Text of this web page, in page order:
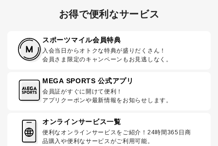
お得で便利なサービス
スポーツマイル会員特典
入会当日からオトクな特典が盛りだくさん！
会員さま限定のキャンペーンもお見逃しなく。
MEGA SPORTS 公式アプリ
会員証がすぐに開けて便利！
アプリクーポンや最新情報をお知らせします。
オンラインサービス一覧
便利なオンラインサービスをご紹介！24時間365日商
品購入や便利なサービスがご利用可能。